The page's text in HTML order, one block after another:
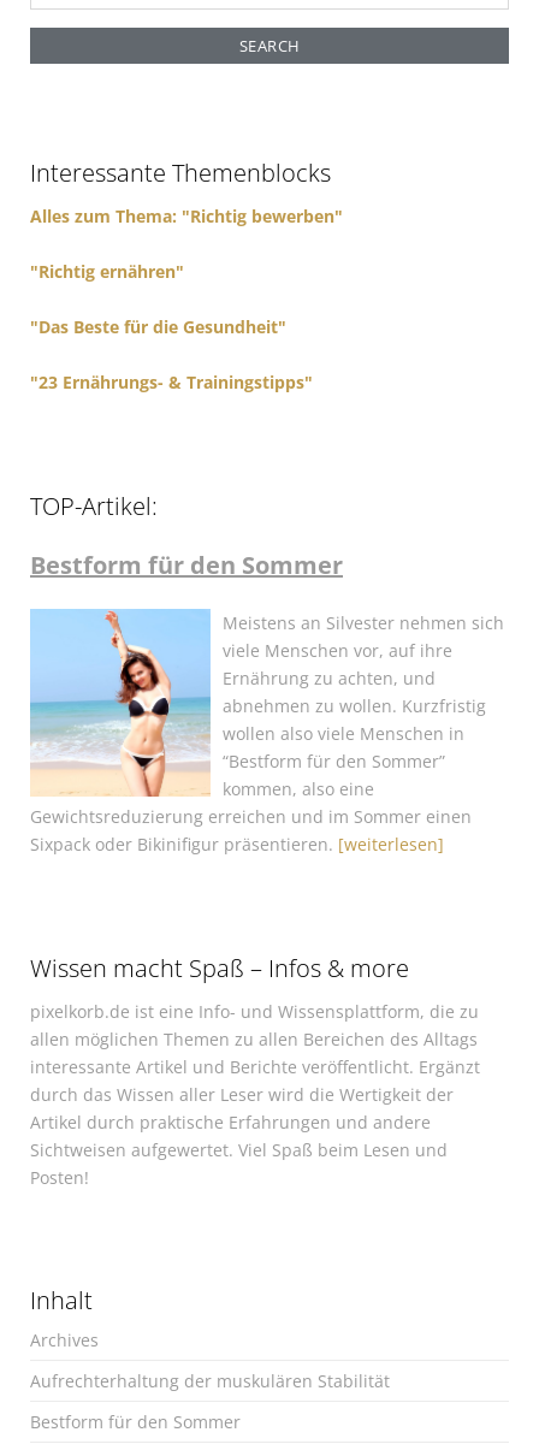
e
r
o
Interessante Themenblocks
Alles zum Thema: "Richtig bewerben"
"Richtig ernähren"
"Das Beste für die Gesundheit"
"23 Ernährungs- & Trainingstipps"
TOP-Artikel:
Bestform für den Sommer
Meistens an Silvester nehmen sich
viele Menschen vor, auf ihre
Ernährung zu achten, und
abnehmen zu wollen. Kurzfristig
wollen also viele Menschen in
“Bestform für den Sommer”
kommen, also eine
Gewichtsreduzierung erreichen und im Sommer einen
Sixpack oder Bikinifigur präsentieren. [weiterlesen]
Wissen macht Spaß – Infos & more
pixelkorb.de ist eine Info- und Wissensplattform, die zu
allen möglichen Themen zu allen Bereichen des Alltags
interessante Artikel und Berichte veröffentlicht. Ergänzt
durch das Wissen aller Leser wird die Wertigkeit der
Artikel durch praktische Erfahrungen und andere
Sichtweisen aufgewertet. Viel Spaß beim Lesen und
Posten!
Inhalt
Archives
Aufrechterhaltung der muskulären Stabilität
Bestform für den Sommer